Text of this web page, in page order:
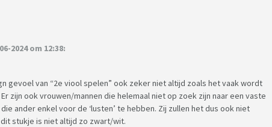
2024 om 12:38:
gevoel van “2e viool spelen” ook zeker niet altijd zoals het vaak wordt
zijn ook vrouwen/mannen die helemaal niet op zoek zijn naar een vaste
ander enkel voor de ‘lusten’ te hebben. Zij zullen het dus ook niet
stukje is niet altijd zo zwart/wit.